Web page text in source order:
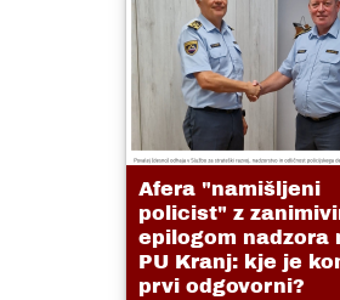
Afera "namišljeni
policist" z
epilogom nadzora
PU Kranj: kje je
prvi odgovorni?